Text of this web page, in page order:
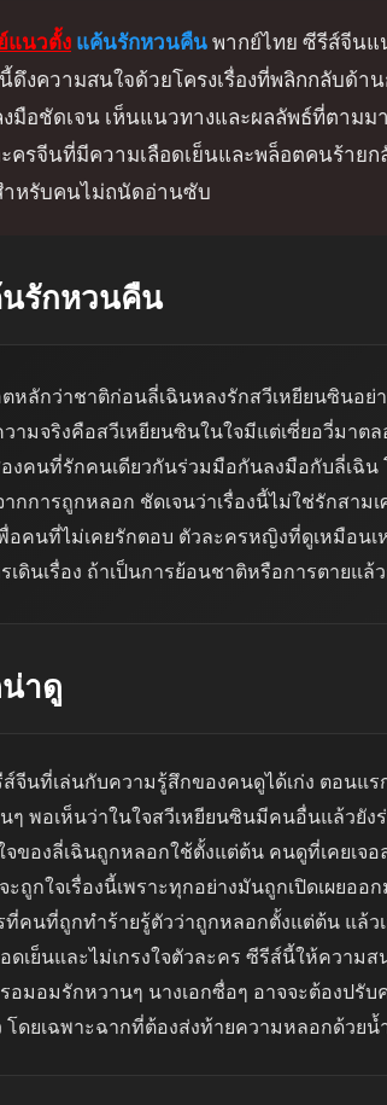
แนวตั้ง แค้นรักหวนคืน พากย์ไทย ซีรีส์จีนแ
ดึงความสนใจด้วยโครงเรื่องที่พลิกกลับด้
มือชัดเจน เห็นแนวทางและผลลัพธ์ที่ตามม
ครจีนที่มีความเลือดเย็นและพล็อตคนร้าย
หรับคนไม่ถนัดอ่านซับ
นรักหวนคืน
หลักว่าชาติก่อนลี่เฉินหลงรักสวีเหยียนซินอย่
วามจริงคือสวีเหยียนซินในใจมีแต่เซี่ยอวี่มาต
งคนที่รักคนเดียวกันร่วมมือกันลงมือกับลี่เฉิน
กการถูกหลอก ชัดเจนว่าเรื่องนี้ไม่ใช่รักสา
อคนที่ไม่เคยรักตอบ ตัวละครหญิงที่ดูเหมือน
เดินเรื่อง ถ้าเป็นการย้อนชาติหรือการตายแล้
าดู
จีนที่เล่นกับความรู้สึกของคนดูได้เก่ง ตอนแ
ๆ พอเห็นว่าในใจสวีเหยียนซินมีคนอื่นแล้วยั
จของลี่เฉินถูกหลอกใช้ตั้งแต่ต้น คนดูที่เคยเ
ถูกใจเรื่องนี้เพราะทุกอย่างมันถูกเปิดเผยออ
ที่คนที่ถูกทำร้ายรู้ตัวว่าถูกหลอกตั้งแต่ต้น แล้
ดเย็นและไม่เกรงใจตัวละคร ซีรีส์นี้ให้ความ
อมอมรักหวานๆ นางเอกซื่อๆ อาจจะต้องปรั
ดยเฉพาะฉากที่ต้องส่งท้ายความหลอกด้วยน้